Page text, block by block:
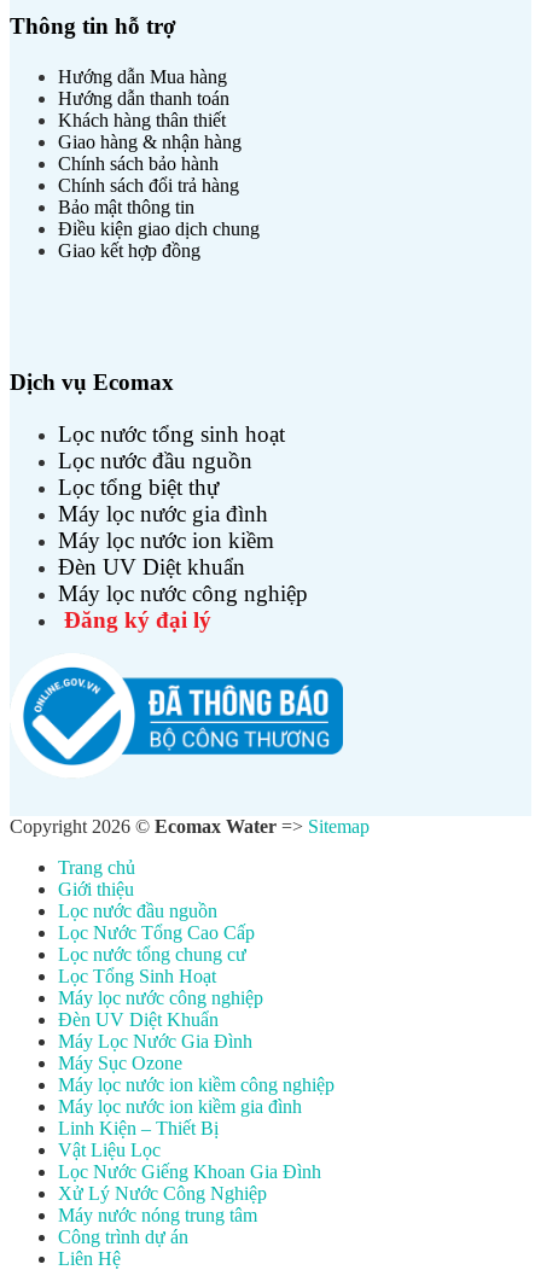
Thông tin hỗ trợ
Hướng dẫn Mua hàng
Hướng dẫn thanh toán
Khách hàng thân thiết
Giao hàng & nhận hàng
Chính sách bảo hành
Chính sách đổi trả hàng
Bảo mật thông tin
Điều kiện giao dịch chung
Giao kết hợp đồng
Dịch vụ Ecomax
Lọc nước tổng sinh hoạt
Lọc nước đầu nguồn
Lọc tổng biệt thự
Máy lọc nước gia đình
Máy lọc nước ion kiềm
Đèn UV Diệt khuẩn
Máy lọc nước công nghiệp
Đăng ký đại lý
Copyright 2026 © Ecomax Water => Sitemap
Trang chủ
Giới thiệu
Lọc nước đầu nguồn
Lọc Nước Tổng Cao Cấp
Lọc nước tổng chung cư
Lọc Tổng Sinh Hoạt
Máy lọc nước công nghiệp
Đèn UV Diệt Khuẩn
Máy Lọc Nước Gia Đình
Máy Sục Ozone
Máy lọc nước ion kiềm công nghiệp
Máy lọc nước ion kiềm gia đình
Linh Kiện – Thiết Bị
Vật Liệu Lọc
Lọc Nước Giếng Khoan Gia Đình
Xử Lý Nước Công Nghiệp
Máy nước nóng trung tâm
Công trình dự án
Liên Hệ